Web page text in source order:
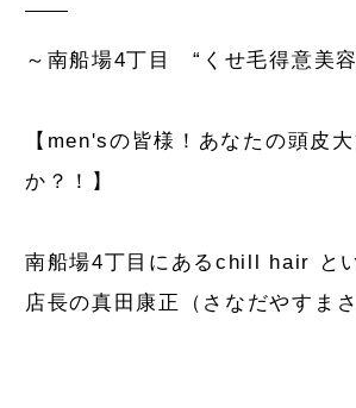
～南船場4丁目 “くせ毛得意美
【men'sの皆様！あなたの頭皮
か？！】
南船場4丁目にあるchill hair と
店長の真田康正（さなだやすま